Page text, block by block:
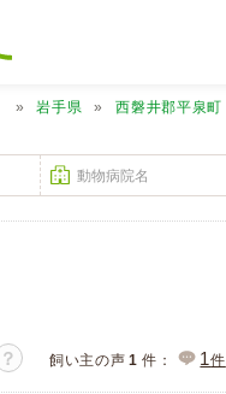
岩手県 西磐井郡平泉町
？ 飼い主の声 1 件： 1件